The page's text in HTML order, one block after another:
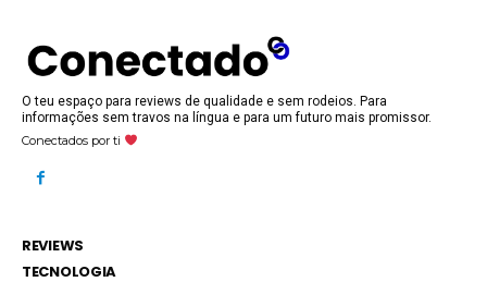
O teu espaço para reviews de qualidade e sem rodeios. Para
informações sem travos na língua e para um futuro mais promissor.
Conectados por ti
REVIEWS
TECNOLOGIA